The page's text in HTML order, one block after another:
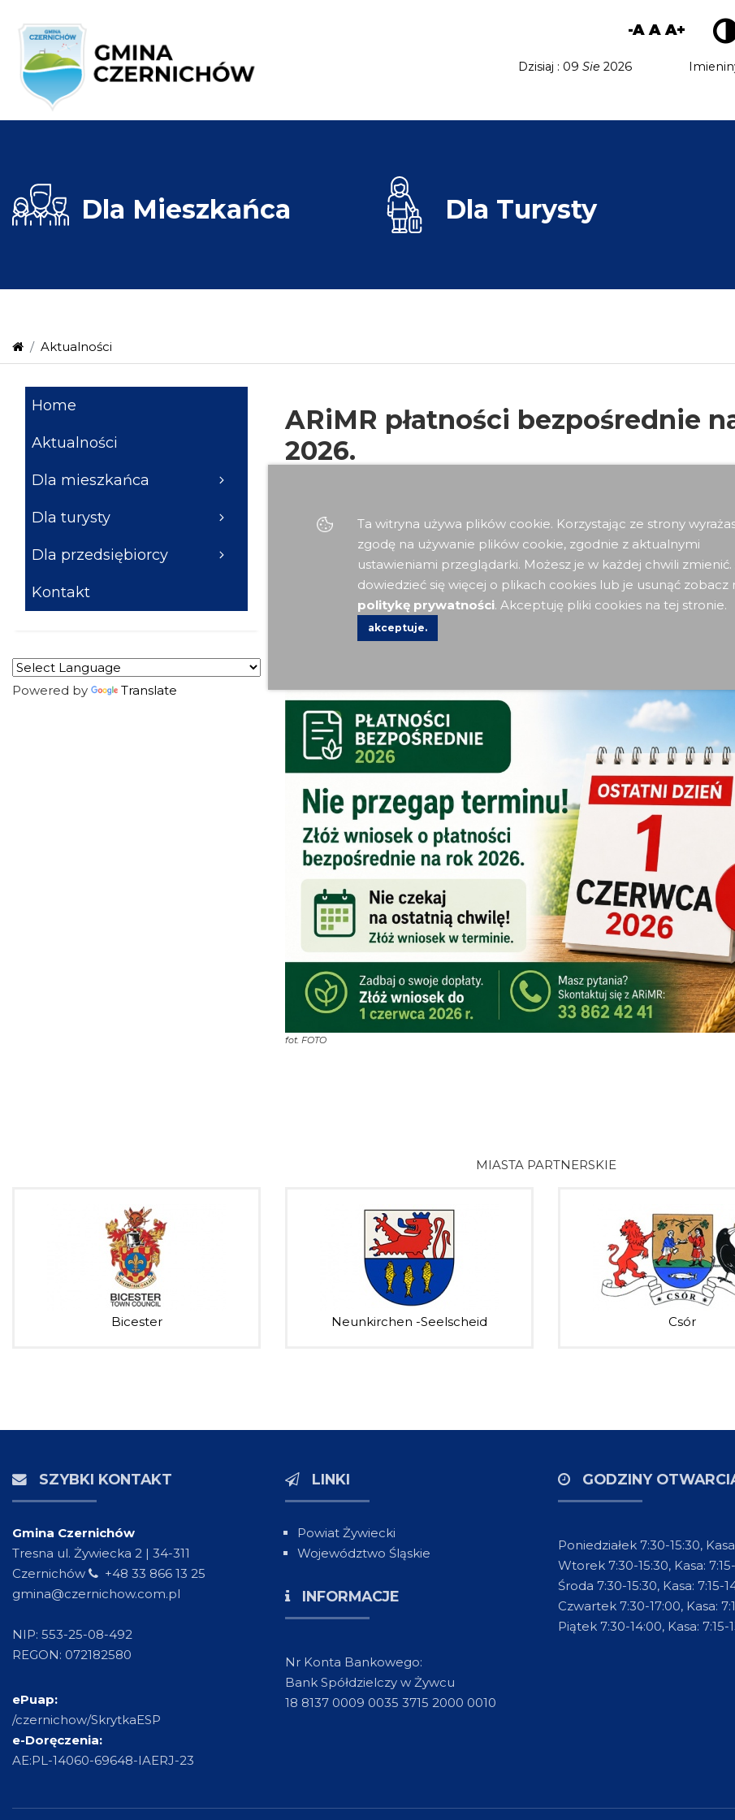
-AAA+
Dzisiaj : 09Sie 2026
Dla Mieszkańca Dla Turysty
Aktualności
Home
Aktualności
Dla mieszkańca
Dla turysty
Dla przedsiębiorcy
Kontakt
Powered by Translate
ARiMR płatności bezpośrednie
2026.
03 Cze - 08:21 |Aktualności | ŁF | 669
ARiMR płatności bezpośrednie na rok 2026
Biuro Powiatowe ARiMR w Żywcu informuje o zbliżającym się
fot. FOTO
MIASTA PARTNERSKIE
Bicester Neunkirchen -Seelscheid Csór
SZYBKI KONTAKT
Gmina Czernichów
Tresna ul. Żywiecka 2 | 34-311
Czernichów
+48 33 866 13 25
gmina@czernichow.com.pl
NIP: 553-25-08-492
REGON: 072182580
ePuap:
/czernichow/SkrytkaESP
e-Doręczenia:
AE:PL-14060-69648-IAERJ-23
LINKI
Powiat Żywiecki
Województwo Śląskie
INFORMACJE
Nr Konta Bankowego:
Bank Spółdzielczy w Żywcu
18 8137 0009 0035 3715 2000 0010
GODZINY
Poniedziałek 7:30-15:30,
Wtorek 7:30-15:30, Kasa:
Środa 7:30-15:30, Kasa: 7:15-
Czwartek 7:30-17:00, Kasa:
Piątek 7:30-14:00, Kasa: 7:15-
Ta witryna używa plików cookie. Korzystając ze strony
zgodę na używanie plików cookie, zgodnie z aktualnymi
ustawieniami przeglądarki. Możesz je w każdej chwili zmienić.
dowiedzieć się więcej o plikach cookies lub je usunąć zobacz
politykę prywatności. Akceptuję pliki cookies na tej stronie.
akceptuje.